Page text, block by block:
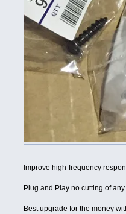
Improve high-frequency
Plug and Play no cutting of
Best upgrade for the money